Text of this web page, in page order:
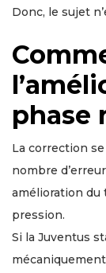
Donc, le sujet
phase
La correction
nombre
amélioration du
pression.
Si la Juventus